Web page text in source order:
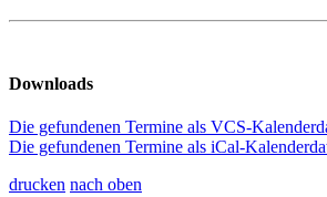
Downloads
Die gefundenen Termine als VCS-
Die gefundenen Termine als iCal-
drucken nach oben